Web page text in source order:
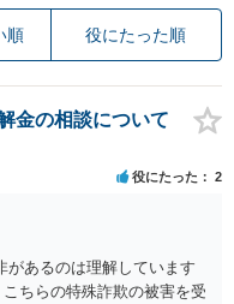
順 役にたった順
金の相談について
役にたった 2
があるのは理解しています
ちらの特殊詐欺の被害を受